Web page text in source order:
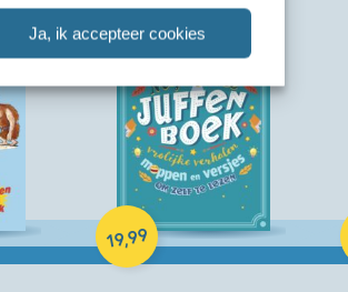
Ja, ik accepteer cookies
19,99
Hardcover